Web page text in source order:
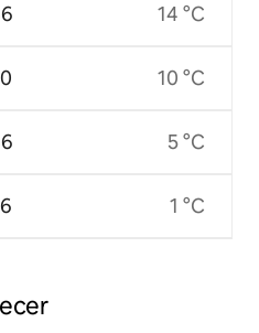
14 °C
10 °C
5 °C
1 °C